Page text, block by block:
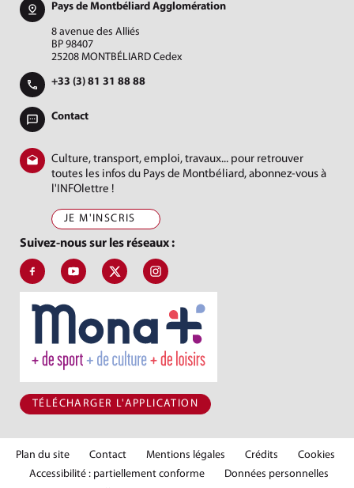
Pays de Montbéliard Agglomération
8 avenue des Alliés
BP 98407
25208 MONTBÉLIARD Cedex
+33 (3) 81 31 88 88
Contact
Culture, transport, emploi, travaux... pour retrouver
toutes les infos du Pays de Montbéliard, abonnez-vous à
l'INFOlettre !
JE M'INSCRIS
Suivez-nous sur les réseaux :
Suivez-nous sur Facebook, J'aime le Pays de Montbéliard
Suivez-nous sur Youtube, Pays de Montbéliard
Suivez-nous sur X, Pays de Montbéliard
Suivez-nous sur Instagram, Pays de
TÉLÉCHARGER L'APPLICATION
Plan du site Contact Mentions légales Crédits
Cookies
Accessibilité : partiellement conforme
Données personnelles